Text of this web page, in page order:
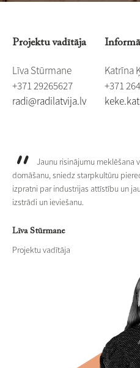
Projektu vadītāja
Līva Stūrmane
+371 29265627
​radi@radilatvija.lv
Katrīna
+371
Jaunu risinājumu meklēšana
domāšanu, sniedz starpkultūru
izpratni par industrijas attīstību un
izstrādi un ieviešanu.
Līva Stūrmane
Projektu vadītāja